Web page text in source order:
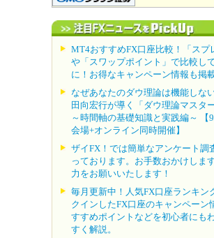
MT4おすすめFX口座比較！「スプ
や「スワップポイント」で比較し
に！お得なキャンペーン情報も掲載
なぜあなたのダウ理論は機能しな
田向宏行が導く「ダウ理論マスタ
～時間軸の基礎知識と実践編～ 【
会場+オンライン同時開催】
ザイFX！では簡単なアンケート調
っております。お手数おかけしま
力をお願いいたします！
毎月更新中！人気FX口座ランキン
クインしたFX口座のキャンペーン
すすめポイントなどを初心者にも
すく解説。